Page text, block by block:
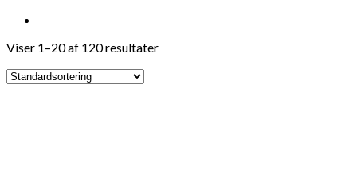
Viser 1–20 af 120 resultater